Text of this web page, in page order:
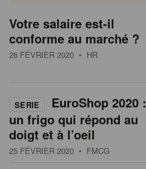
N
e
w
Votre salaire est-il
conforme au marché ?
26 FÉVRIER 2020 • HR
SERIE
EuroShop 2020 :
un frigo qui répond au
doigt et à l’oeil
25 FÉVRIER 2020 • FMCG
P
a
g
a
t
i
o
n
Previous
page
Page
Page
Page
Page
Current
page
Page
Page
Page
Page
Next
page
academy
society